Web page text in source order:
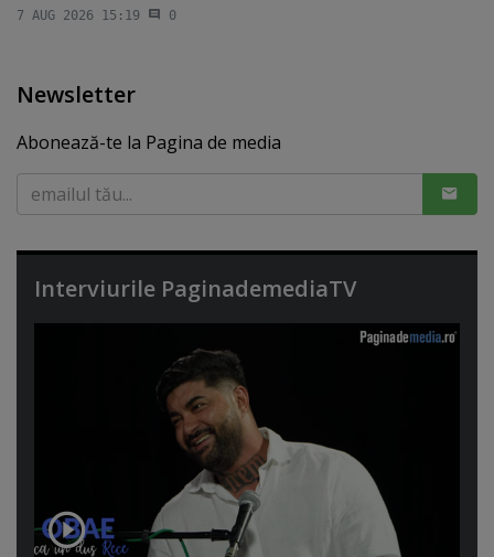
7 AUG 2026 15:19 0
Newsletter
Abonează-te la Pagina de media
Interviurile PaginademediaTV